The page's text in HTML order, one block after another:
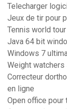
Telecharger
Jeux de tir pour
Tennis world
Java 64 bit
Windows 7
Weight
Correcteur
en ligne
Open office